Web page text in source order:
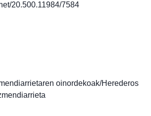
20.500.11984/7584
oinordekoak/Herederos